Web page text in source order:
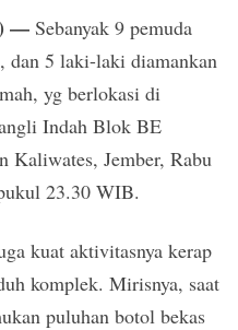
— Sebanyak 9 pemuda
dan 5 laki-laki diamankan
yg berlokasi di
Indah Blok BE
Kaliwates, Jember, Rabu
23.30 WIB.
kuat aktivitasnya kerap
komplek. Mirisnya, saat
puluhan botol bekas